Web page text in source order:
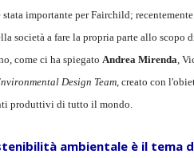
importante per Fairchild;
società a fare la propria parte allo
come ci ha spiegato Andrea Mirenda,
Design Team, creato con
produttivi di tutto il mondo.
ambientale è il tema